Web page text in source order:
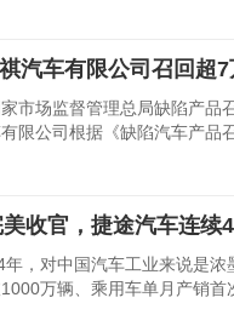
汽车有限公司召回超
场监督管理总局缺陷产品
限公司根据《缺陷汽车产品
收官，捷途汽车连续
对中国汽车工业来说是浓
万辆、乘用车单月产销首